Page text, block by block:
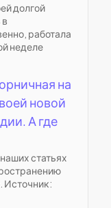
долгой
работала
неделе
на
новой
А где
статьях
Источник: